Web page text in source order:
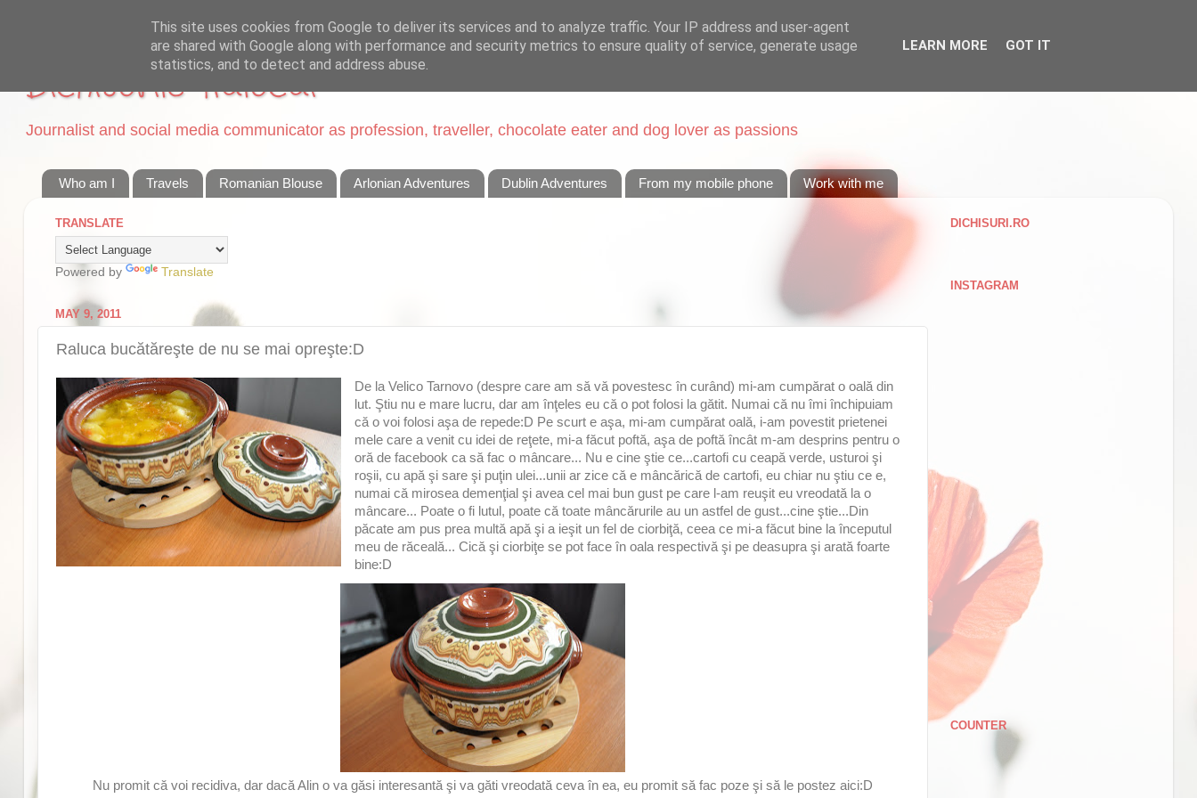
Dichisurile Ralucai
Journalist and social media communicator as profession, traveller, chocolate eater and dog lover as passions
Who am I Travels Romanian Blouse Arlonian Adventures Dublin Adventures From my mobile phone Work with me
TRANSLATE
Powered by Translate
MAY 9, 2011
Raluca bucătăreşte de nu se mai opreşte:D
De la Velico Tarnovo (despre care am să vă povestesc în curând) mi-am cumpărat o oală din
lut. Ştiu nu e mare lucru, dar am înţeles eu că o pot folosi la gătit. Numai că nu îmi închipuiam
că o voi folosi aşa de repede:D Pe scurt e aşa, mi-am cumpărat oală, i-am povestit prietenei
mele care a venit cu idei de reţete, mi-a făcut poftă, aşa de poftă încât m-am desprins pentru o
oră de facebook ca să fac o mâncare... Nu e cine ştie ce...cartofi cu ceapă verde, usturoi şi
roşii, cu apă şi sare şi puţin ulei...unii ar zice că e mâncărică de cartofi, eu chiar nu ştiu ce e,
numai că mirosea demenţial şi avea cel mai bun gust pe care l-am reuşit eu vreodată la o
mâncare... Poate o fi lutul, poate că toate mâncărurile au un astfel de gust...cine ştie...Din
păcate am pus prea multă apă şi a ieşit un fel de ciorbiţă, ceea ce mi-a făcut bine la începutul
meu de răceală... Cică şi ciorbiţe se pot face în oala respectivă şi pe deasupra şi arată foarte
bine:D
Nu promit că voi recidiva, dar dacă Alin o va găsi interesantă şi va găti vreodată ceva în ea, eu promit să fac poze şi să le postez aici:D
DICHISURI.RO
INSTAGRAM
COUNTER
This site uses cookies from Google to deliver its services and to analyze traffic. Your IP address and user-agent
are shared with Google along with performance and security metrics to ensure quality of service, generate usage
statistics, and to detect and address abuse.
LEARN MORE GOT IT